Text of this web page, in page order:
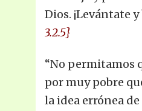
Dios. ¡Levántate
3.2.5}
“No permitamos
por muy pobre
la idea errónea de